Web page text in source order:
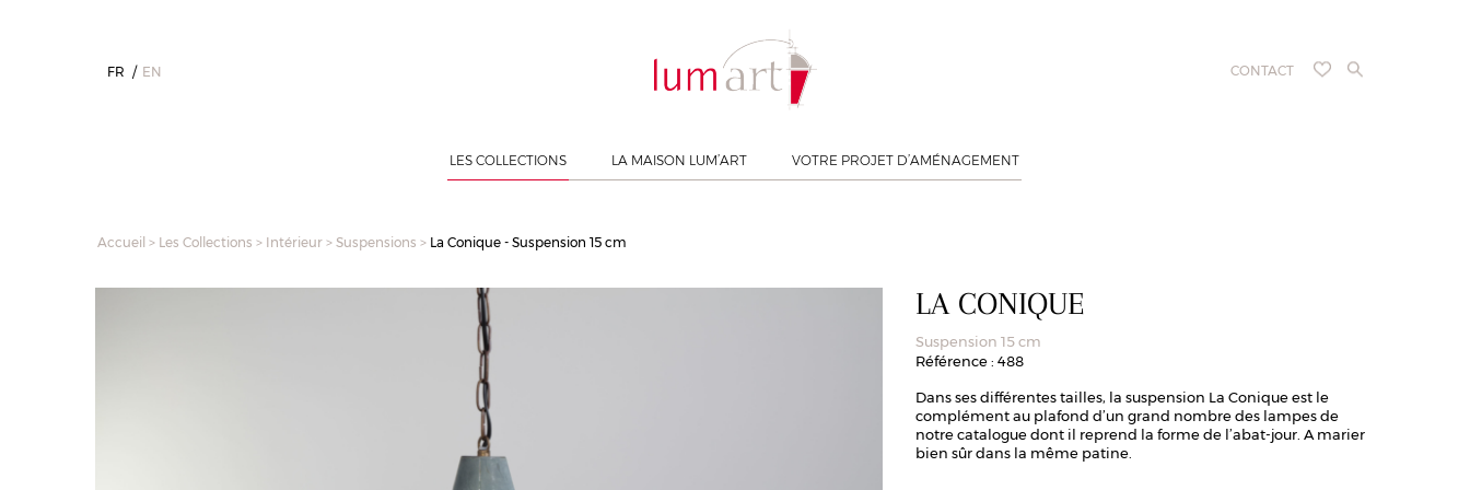
FR EN CONTACT
LES COLLECTIONS LA MAISON LUM’ART VOTRE PROJET D’AMÉNAGEMENT
Accueil > Les Collections > Intérieur > Suspensions >La Conique - Suspension 15 cm
LA CONIQUE
Suspension 15 cm
Référence : 488
Dans ses différentes tailles, la suspension La Conique est le
complément au plafond d’un grand nombre des lampes de
notre catalogue dont il reprend la forme de l’abat-jour. A marier
bien sûr dans la même patine.